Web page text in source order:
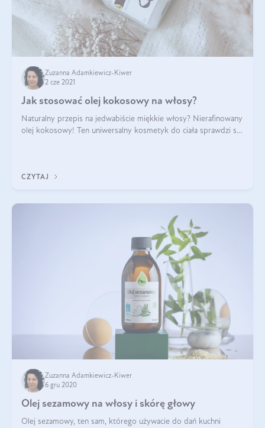
Zuzanna Adamkiewicz-Kiwer
2 cze 2021
Jak stosować olej kokosowy na włosy?
Naturalny przepis na jedwabiście miękkie włosy? Nierafinowany
olej kokosowy! Ten uniwersalny kosmetyk do ciała sprawdzi się
CZYTAJ
Zuzanna Adamkiewicz-Kiwer
6 gru 2020
Olej sezamowy na włosy i skórę głowy
Olej sezamowy, ten sam, którego używacie do dań kuchni